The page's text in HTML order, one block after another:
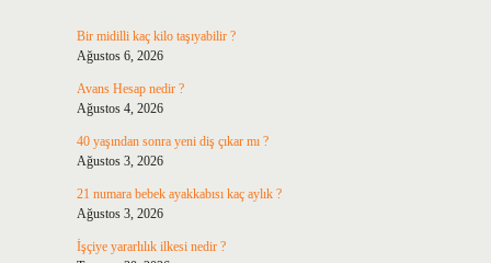
Bir midilli kaç kilo taşıyabilir ?
Ağustos 6, 2026
Avans Hesap nedir ?
Ağustos 4, 2026
40 yaşından sonra yeni diş çıkar mı ?
Ağustos 3, 2026
21 numara bebek ayakkabısı kaç aylık ?
Ağustos 3, 2026
İşçiye yararlılık ilkesi nedir ?